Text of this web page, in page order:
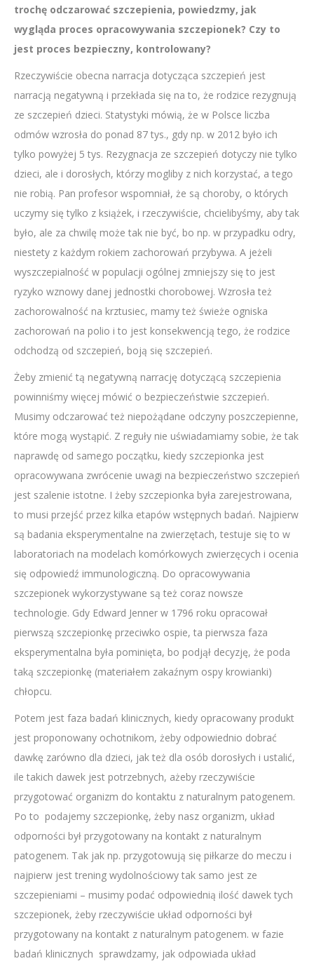
trochę odczarować szczepienia, powiedzmy, jak
wygląda proces opracowywania szczepionek? Czy to
jest proces bezpieczny, kontrolowany?
Rzeczywiście obecna narracja dotycząca szczepień jest
narracją negatywną i przekłada się na to, że rodzice rezygnują
ze szczepień dzieci. Statystyki mówią, że w Polsce liczba
odmów wzrosła do ponad 87 tys., gdy np. w 2012 było ich
tylko powyżej 5 tys. Rezygnacja ze szczepień dotyczy nie tylko
dzieci, ale i dorosłych, którzy mogliby z nich korzystać, a tego
nie robią. Pan profesor wspomniał, że są choroby, o których
uczymy się tylko z książek, i rzeczywiście, chcielibyśmy, aby tak
było, ale za chwilę może tak nie być, bo np. w przypadku odry,
niestety z każdym rokiem zachorowań przybywa. A jeżeli
wyszczepialność w populacji ogólnej zmniejszy się to jest
ryzyko wznowy danej jednostki chorobowej. Wzrosła też
zachorowalność na krztusiec, mamy też świeże ogniska
zachorowań na polio i to jest konsekwencją tego, że rodzice
odchodzą od szczepień, boją się szczepień.
Żeby zmienić tą negatywną narrację dotyczącą szczepienia
powinniśmy więcej mówić o bezpieczeństwie szczepień.
Musimy odczarować też niepożądane odczyny poszczepienne,
które mogą wystąpić. Z reguły nie uświadamiamy sobie, że tak
naprawdę od samego początku, kiedy szczepionka jest
opracowywana zwrócenie uwagi na bezpieczeństwo szczepień
jest szalenie istotne. I żeby szczepionka była zarejestrowana,
to musi przejść przez kilka etapów wstępnych badań. Najpierw
są badania eksperymentalne na zwierzętach, testuje się to w
laboratoriach na modelach komórkowych zwierzęcych i ocenia
się odpowiedź immunologiczną. Do opracowywania
szczepionek wykorzystywane są też coraz nowsze
technologie. Gdy Edward Jenner w 1796 roku opracował
pierwszą szczepionkę przeciwko ospie, ta pierwsza faza
eksperymentalna była pominięta, bo podjął decyzję, że poda
taką szczepionkę (materiałem zakaźnym ospy krowianki)
chłopcu.
Potem jest faza badań klinicznych, kiedy opracowany produkt
jest proponowany ochotnikom, żeby odpowiednio dobrać
dawkę zarówno dla dzieci, jak też dla osób dorosłych i ustalić,
ile takich dawek jest potrzebnych, ażeby rzeczywiście
przygotować organizm do kontaktu z naturalnym patogenem.
Po to podajemy szczepionkę, żeby nasz organizm, układ
odporności był przygotowany na kontakt z naturalnym
patogenem. Tak jak np. przygotowują się piłkarze do meczu i
najpierw jest trening wydolnościowy tak samo jest ze
szczepieniami – musimy podać odpowiednią ilość dawek tych
szczepionek, żeby rzeczywiście układ odporności był
przygotowany na kontakt z naturalnym patogenem. w fazie
badań klinicznych sprawdzamy, jak odpowiada układ